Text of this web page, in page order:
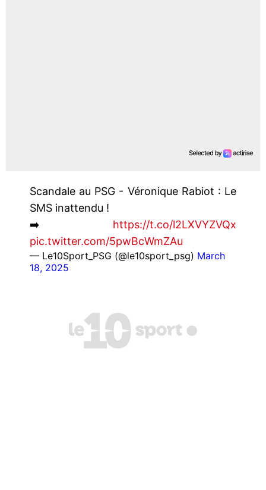
Scandale au PSG - Véronique Rabiot : Le
SMS inattendu !
➡️ https://t.co/l2LXVYZVQx
pic.twitter.com/5pwBcWmZAu
— Le10Sport_PSG (@le10sport_psg) March
18, 2025